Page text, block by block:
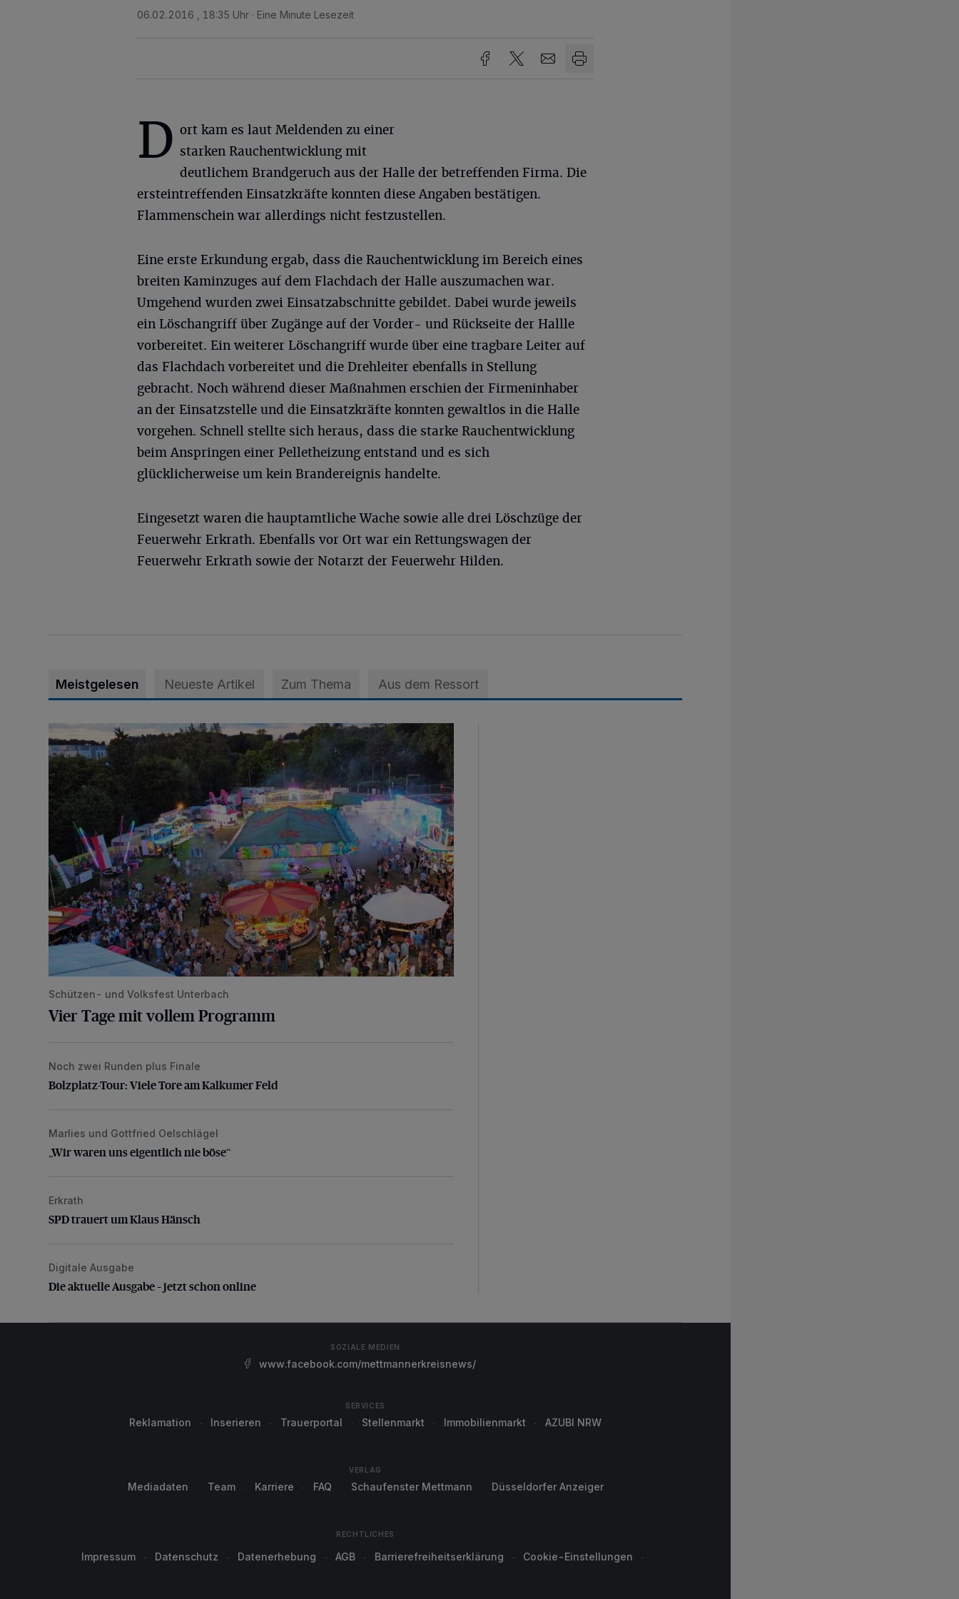
06.02.2016 , 18:35 Uhr Eine Minute Lesezeit
D ort kam es laut Meldenden zu einer
starken Rauchentwicklung mit
deutlichem Brandgeruch aus der Halle der betreffenden Firma. Die
ersteintreffenden Einsatzkräfte konnten diese Angaben bestätigen.
Flammenschein war allerdings nicht festzustellen.
Eine erste Erkundung ergab, dass die Rauchentwicklung im Bereich eines
breiten Kaminzuges auf dem Flachdach der Halle auszumachen war.
Umgehend wurden zwei Einsatzabschnitte gebildet. Dabei wurde jeweils
ein Löschangriff über Zugänge auf der Vorder- und Rückseite der Hallle
vorbereitet. Ein weiterer Löschangriff wurde über eine tragbare Leiter auf
das Flachdach vorbereitet und die Drehleiter ebenfalls in Stellung
gebracht. Noch während dieser Maßnahmen erschien der Firmeninhaber
an der Einsatzstelle und die Einsatzkräfte konnten gewaltlos in die Halle
vorgehen. Schnell stellte sich heraus, dass die starke Rauchentwicklung
beim Anspringen einer Pelletheizung entstand und es sich
glücklicherweise um kein Brandereignis handelte.
Eingesetzt waren die hauptamtliche Wache sowie alle drei Löschzüge der
Feuerwehr Erkrath. Ebenfalls vor Ort war ein Rettungswagen der
Feuerwehr Erkrath sowie der Notarzt der Feuerwehr Hilden.
Meistgelesen Neueste Artikel Zum Thema Aus dem Ressort
Vier Tage mit vollem Programm
Schützen- und Volksfest Unterbach
Vier Tage mit vollem Programm
Bolzplatz-Tour: Viele Tore am Kalkumer Feld
Noch zwei Runden plus Finale
Bolzplatz-Tour: Viele Tore am Kalkumer Feld
„Wir waren uns eigentlich nie böse“
Marlies und Gottfried Oelschlägel
„Wir waren uns eigentlich nie böse“
SPD trauert um Klaus Hänsch
Erkrath
SPD trauert um Klaus Hänsch
Die aktuelle Ausgabe – jetzt schon online
Digitale Ausgabe
Die aktuelle Ausgabe – jetzt schon online
SOZIALE MEDIEN
www.facebook.com/mettmannerkreisnews/
SERVICES
Reklamation Inserieren Trauerportal Stellenmarkt Immobilienmarkt AZUBI NRW
VERLAG
Mediadaten Team Karriere FAQ Schaufenster Mettmann Düsseldorfer Anzeiger
RECHTLICHES
Impressum Datenschutz Datenerhebung AGB Barrierefreiheitserklärung Cookie-Einstellungen